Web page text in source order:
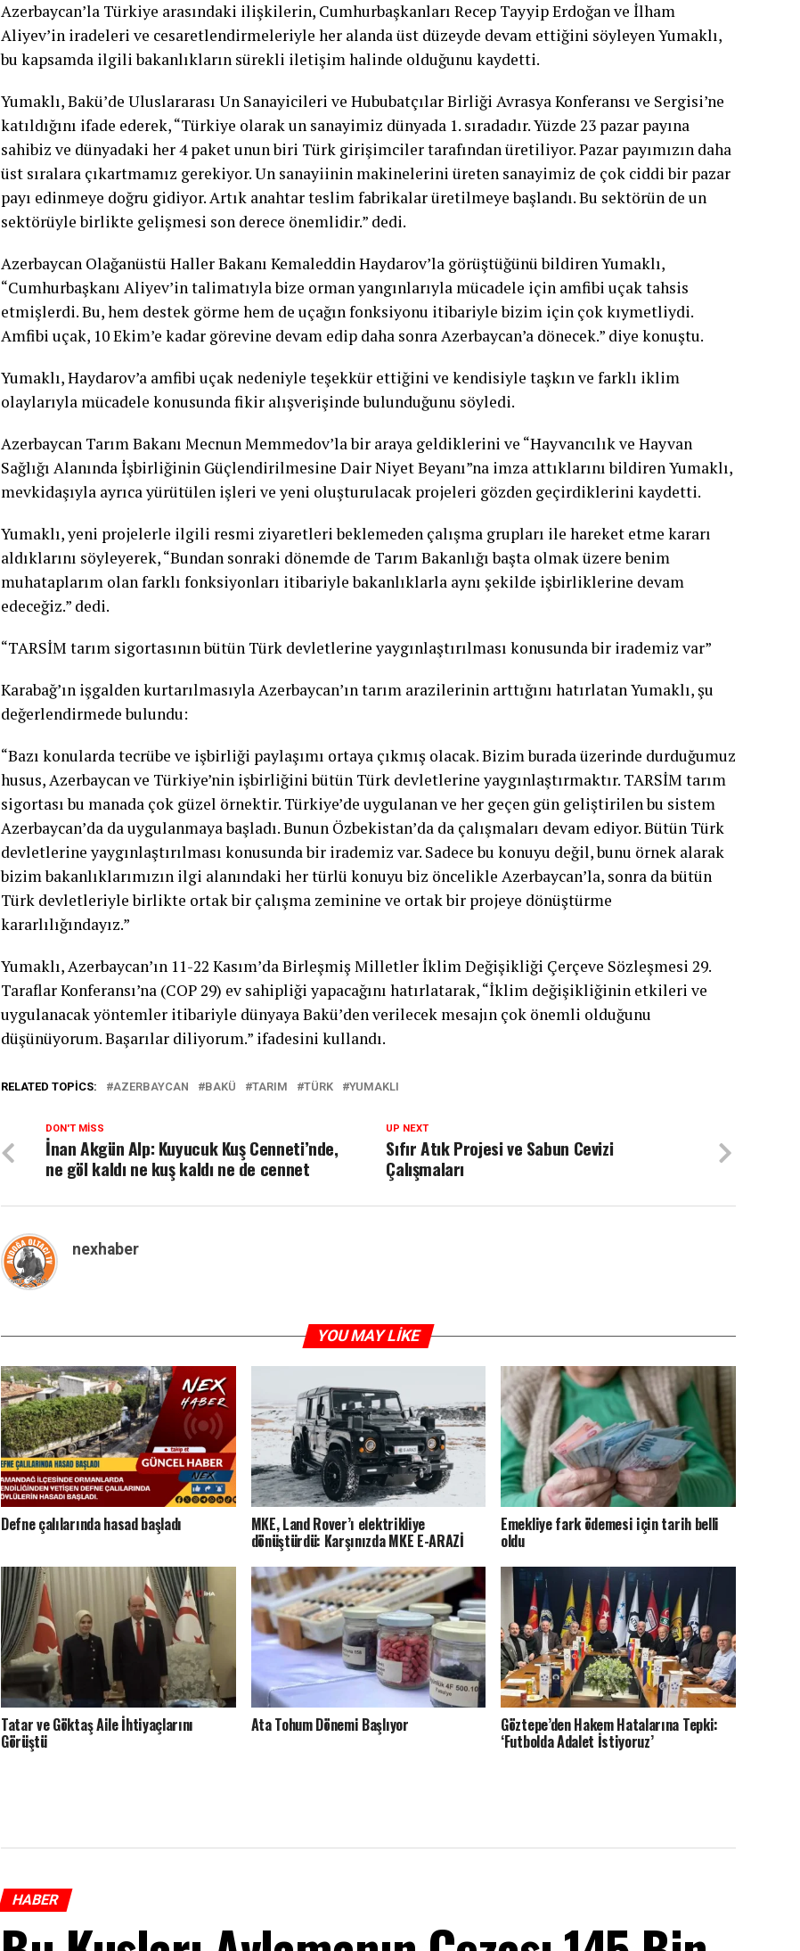
Azerbaycan’la Türkiye arasındaki ilişkilerin, Cumhurbaşkanları Recep Tayyip Erdoğan ve İlham
Aliyev’in iradeleri ve cesaretlendirmeleriyle her alanda üst düzeyde devam ettiğini söyleyen Yumaklı,
bu kapsamda ilgili bakanlıkların sürekli iletişim halinde olduğunu kaydetti.
Yumaklı, Bakü’de Uluslararası Un Sanayicileri ve Hububatçılar Birliği Avrasya Konferansı ve Sergisi’ne
katıldığını ifade ederek, “Türkiye olarak un sanayimiz dünyada 1. sıradadır. Yüzde 23 pazar payına
sahibiz ve dünyadaki her 4 paket unun biri Türk girişimciler tarafından üretiliyor. Pazar payımızın daha
üst sıralara çıkartmamız gerekiyor. Un sanayiinin makinelerini üreten sanayimiz de çok ciddi bir pazar
payı edinmeye doğru gidiyor. Artık anahtar teslim fabrikalar üretilmeye başlandı. Bu sektörün de un
sektörüyle birlikte gelişmesi son derece önemlidir.” dedi.
Azerbaycan Olağanüstü Haller Bakanı Kemaleddin Haydarov’la görüştüğünü bildiren Yumaklı,
“Cumhurbaşkanı Aliyev’in talimatıyla bize orman yangınlarıyla mücadele için amfibi uçak tahsis
etmişlerdi. Bu, hem destek görme hem de uçağın fonksiyonu itibariyle bizim için çok kıymetliydi.
Amfibi uçak, 10 Ekim’e kadar görevine devam edip daha sonra Azerbaycan’a dönecek.” diye konuştu.
Yumaklı, Haydarov’a amfibi uçak nedeniyle teşekkür ettiğini ve kendisiyle taşkın ve farklı iklim
olaylarıyla mücadele konusunda fikir alışverişinde bulunduğunu söyledi.
Azerbaycan Tarım Bakanı Mecnun Memmedov’la bir araya geldiklerini ve “Hayvancılık ve Hayvan
Sağlığı Alanında İşbirliğinin Güçlendirilmesine Dair Niyet Beyanı”na imza attıklarını bildiren Yumaklı,
mevkidaşıyla ayrıca yürütülen işleri ve yeni oluşturulacak projeleri gözden geçirdiklerini kaydetti.
Yumaklı, yeni projelerle ilgili resmi ziyaretleri beklemeden çalışma grupları ile hareket etme kararı
aldıklarını söyleyerek, “Bundan sonraki dönemde de Tarım Bakanlığı başta olmak üzere benim
muhataplarım olan farklı fonksiyonları itibariyle bakanlıklarla aynı şekilde işbirliklerine devam
edeceğiz.” dedi.
“TARSİM tarım sigortasının bütün Türk devletlerine yaygınlaştırılması konusunda bir irademiz var”
Karabağ’ın işgalden kurtarılmasıyla Azerbaycan’ın tarım arazilerinin arttığını hatırlatan Yumaklı, şu
değerlendirmede bulundu:
“Bazı konularda tecrübe ve işbirliği paylaşımı ortaya çıkmış olacak. Bizim burada üzerinde durduğumuz
husus, Azerbaycan ve Türkiye’nin işbirliğini bütün Türk devletlerine yaygınlaştırmaktır. TARSİM tarım
sigortası bu manada çok güzel örnektir. Türkiye’de uygulanan ve her geçen gün geliştirilen bu sistem
Azerbaycan’da da uygulanmaya başladı. Bunun Özbekistan’da da çalışmaları devam ediyor. Bütün Türk
devletlerine yaygınlaştırılması konusunda bir irademiz var. Sadece bu konuyu değil, bunu örnek alarak
bizim bakanlıklarımızın ilgi alanındaki her türlü konuyu biz öncelikle Azerbaycan’la, sonra da bütün
Türk devletleriyle birlikte ortak bir çalışma zeminine ve ortak bir projeye dönüştürme
kararlılığındayız.”
Yumaklı, Azerbaycan’ın 11-22 Kasım’da Birleşmiş Milletler İklim Değişikliği Çerçeve Sözleşmesi 29.
Taraflar Konferansı’na (COP 29) ev sahipliği yapacağını hatırlatarak, “İklim değişikliğinin etkileri ve
uygulanacak yöntemler itibariyle dünyaya Bakü’den verilecek mesajın çok önemli olduğunu
düşünüyorum. Başarılar diliyorum.” ifadesini kullandı.
RELATED TOPICS: AZERBAYCAN BAKÜ TARIM TÜRK YUMAKLI
UP NEXT
Sıfır Atık Projesi ve Sabun Cevizi
Çalışmaları
DON'T MISS
İnan Akgün Alp: Kuyucuk Kuş Cenneti’nde,
ne göl kaldı ne kuş kaldı ne de cennet
nexhaber
YOU MAY LIKE
Defne çalılarında hasad başladı MKE, Land Rover’ı elektrikliye
dönüştürdü: Karşınızda MKE E-ARAZİ
Emekliye fark ödemesi için tarih belli
oldu
Tatar ve Göktaş Aile İhtiyaçlarını
Görüştü
Ata Tohum Dönemi Başlıyor Göztepe’den Hakem Hatalarına Tepki:
‘Futbolda Adalet İstiyoruz’
HABER